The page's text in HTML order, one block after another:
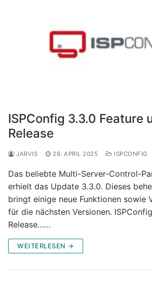
ISPConfig 3.3.0 Feature
Release
JARVIS 26. APRIL 2025 ISPCONFIG
Das beliebte Multi-Server-Control-
erhielt das Update 3.3.0. Dieses
bringt einige neue Funktionen sowie
für die nächsten Versionen.
Release……
WEITERLESEN →